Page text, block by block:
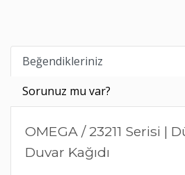
Beğendikleriniz
Sorunuz mu var?
OMEGA / 23211 Serisi |
Duvar Kağıdı